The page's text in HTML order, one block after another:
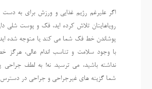
اگر علیرغم رژیم غذایی و ورزش برای به
رویاهایتان تلاش کرده اید، فک و پوست شلی
پوشاندن خط فک شما می کند یا متوجه شده
با وجود سلامت و تناسب اندام عالی،
نداشته باشید، می ترسید. نه! به لطف جراحی
شما گزینه های غیرجراحی و جراحی در دسترس